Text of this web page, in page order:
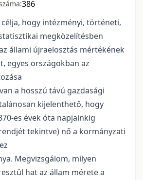
386
célja, hogy intézményi, történeti,
megközelítésben
állami újraelosztás mértékének
egyes országokban az
a hosszú távú gazdasági
kijelenthető, hogy
es évek óta napjainkig
tekintve) nő a kormányzati
Megvizsgálom, milyen
hat az állam mérete a